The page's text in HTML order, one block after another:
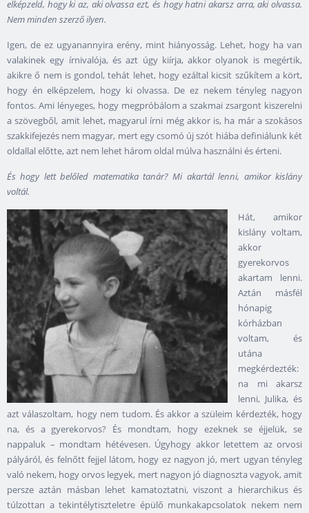
elképzeld, hogy ki az, aki olvassa ezt, és hogy hatni akarsz arra, aki olvassa.
Nem minden szerző ilyen.
Igen, de ez ugyanannyira erény, mint hiányosság. Lehet, hogy ha van
valakinek egy írnivalója, és azt úgy kiírja, akkor olyanok is megértik,
akikre ő nem is gondol, tehát lehet, hogy ezáltal kicsit szűkítem a kört,
hogy én elképzelem, hogy ki olvassa. De ez nekem tényleg nagyon
fontos. Ami lényeges, hogy megpróbálom a szakmai zsargont kiszerelni
a szövegből, amit lehet, magyarul írni még akkor is, ha már a szokásos
szakkifejezés nem magyar, mert egy csomó új szót hiába definiálunk két
oldallal előtte, azt nem lehet három oldal múlva használni és érteni.
És hogy lett belőled matematika tanár? Mi akartál lenni, amikor kislány
voltál.
Hát, amikor
kislány voltam,
akkor
gyerekorvos
akartam lenni.
Aztán másfél
hónapig
kórházban
voltam, és
utána
megkérdezték:
na mi akarsz
lenni, Julika, és
azt válaszoltam, hogy nem tudom. És akkor a szüleim kérdezték, hogy
na, és a gyerekorvos? És mondtam, hogy ezeknek se éjjelük, se
nappaluk – mondtam hétévesen. Úgyhogy akkor letettem az orvosi
pályáról, és felnőtt fejjel látom, hogy ez nagyon jó, mert ugyan tényleg
való nekem, hogy orvos legyek, mert nagyon jó diagnoszta vagyok, amit
persze aztán másban lehet kamatoztatni, viszont a hierarchikus és
túlzottan a tekintélytiszteletre épülő munkakapcsolatok nekem nem